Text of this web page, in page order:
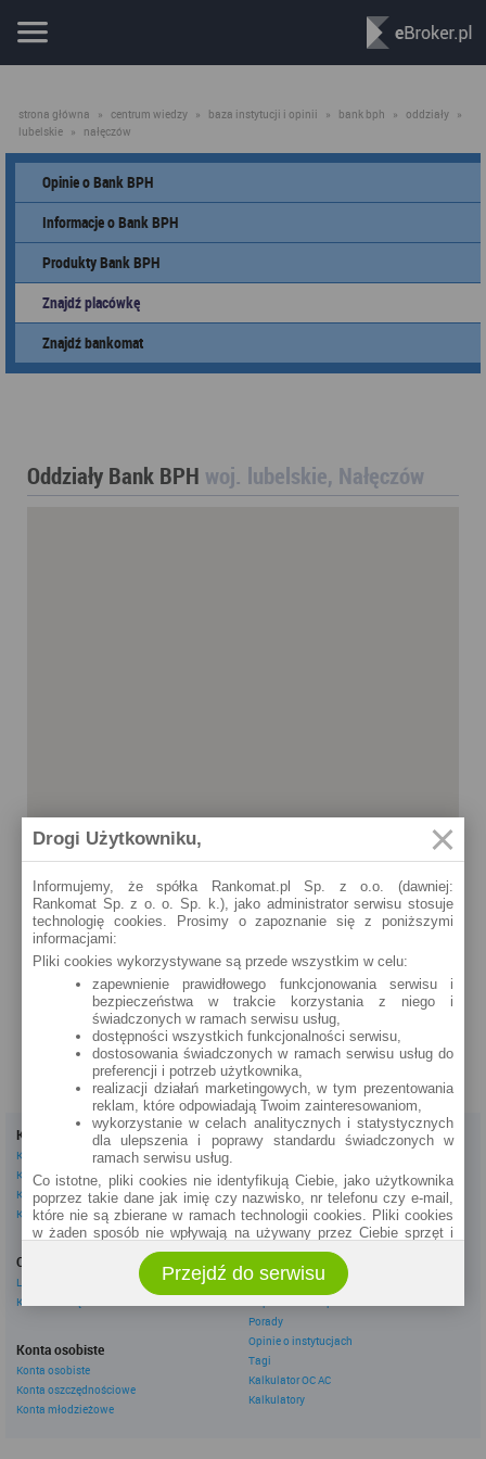
strona główna » centrum wiedzy » baza instytucji i opinii » bank bph » oddziały »
lubelskie » nałęczów
Opinie o Bank BPH
Informacje o Bank BPH
Produkty Bank BPH
Znajdź placówkę
Znajdź bankomat
Oddziały Bank BPH woj. lubelskie, Nałęczów
Nałęczów
zobacz na mapie »
Kredyty
Kredyty gotówkowe
Kredyty hipoteczne
Kredyty konsolidacyjne
Kredyty na samochód
Oszczędzanie
Lokaty
Konta oszczędnościowe
Konta osobiste
Konta osobiste
Konta oszczędnościowe
Konta młodzieżowe
Dla firm
Konta firmowe
Leasingi
Inne
eBroker Ekstra
Artykuły
Porady
Opinie o instytucjach
Tagi
Kalkulator OC AC
Kalkulatory
Drogi Użytkowniku,
Informujemy, że spółka Rankomat.pl Sp. z o.o. (dawniej:
Rankomat Sp. z o. o. Sp. k.), jako administrator serwisu stosuje
technologię cookies. Prosimy o zapoznanie się z poniższymi
informacjami:
Pliki cookies wykorzystywane są przede wszystkim w celu:
zapewnienie prawidłowego funkcjonowania serwisu i
bezpieczeństwa w trakcie korzystania z niego i
świadczonych w ramach serwisu usług,
dostępności wszystkich funkcjonalności serwisu,
dostosowania świadczonych w ramach serwisu usług do
preferencji i potrzeb użytkownika,
realizacji działań marketingowych, w tym prezentowania
reklam, które odpowiadają Twoim zainteresowaniom,
wykorzystanie w celach analitycznych i statystycznych
dla ulepszenia i poprawy standardu świadczonych w
ramach serwisu usług.
Co istotne, pliki cookies nie identyfikują Ciebie, jako użytkownika
poprzez takie dane jak imię czy nazwisko, nr telefonu czy e-mail,
które nie są zbierane w ramach technologii cookies. Pliki cookies
w żaden sposób nie wpływają na używany przez Ciebie sprzęt i
Zakres wykorzystywania plików cookies możliwy jest do
określenia w ustawieniach przeglądarki każdego użytkownika. Bez
wprowadzenia zmian ustawień, informacje w plikach cookies mogą
być zapisywane w pamięci Twojego urządzenia.
Administratorem danych pozyskiwanych w technologii cookies jest
spółka Rankomat.pl Sp. z o.o. (dawniej: Rankomat Sp. z o. o. Sp.
k.) z siedzibą w Warszawie, ul. Wolska 88, 01 - 141 Warszawa.
Możesz jako użytkownik w każdym czasie skontaktować się z
administratorem pod adresem bok@ebroker.pl, jak również wyrazić
Przejdź do serwisu